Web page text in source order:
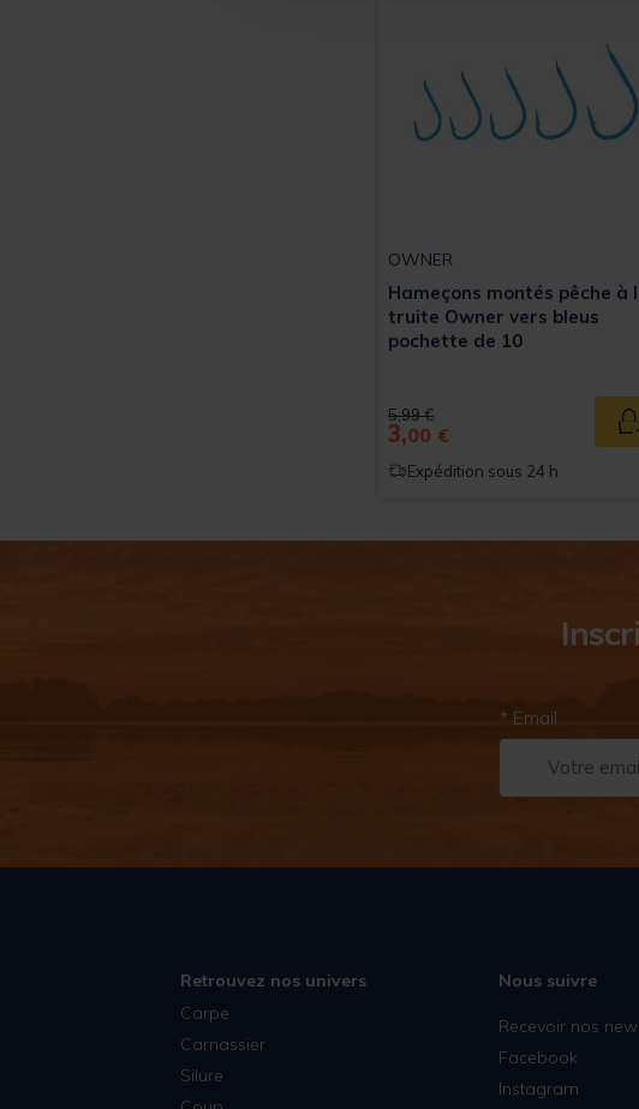
OWNER
Hameçons montés pêche à
truite Owner vers bleus
pochette de 10
Price reduced from
5,99 €to
3,00 €
Expédition sous 24 h
* Email
Retrouvez nos univers
Carpe
Carnassier
Silure
Nous suivre
Recevoir nos
Facebook
Instagram